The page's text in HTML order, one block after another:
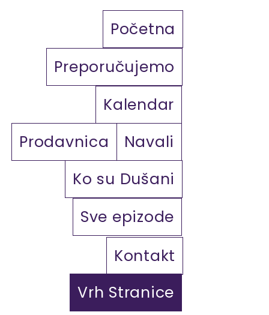
Početna
Preporučujemo
Kalendar
Prodavnica
Navali
Ko su Dušani
Sve epizode
Kontakt
Vrh Stranice